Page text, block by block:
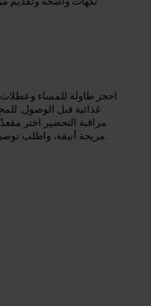
احجز طاولة للمساء وعطلات
غذائية قبل الوصول.
مراقبة التحضير اختر
مريحة أنيقة، واطلب توصيات من النادل إذا أردت تجربة أطباق مميزة.